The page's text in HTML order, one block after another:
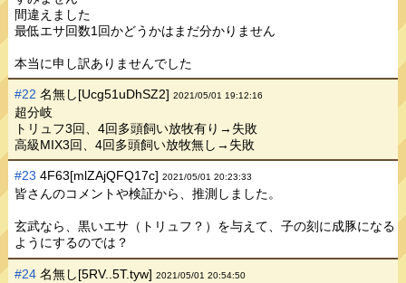
間違えました
最低エサ回数1回かどうかはまだ分かりません
本当に申し訳ありませんでした
#22 名無し[Ucg51uDhSZ2]2021/05/01 19:12:16
超分岐
トリュフ3回、4回多頭飼い放牧有り→失敗
高級MIX3回、4回多頭飼い放牧無し→失敗
#23 4F63[mlZAjQFQ17c]2021/05/01 20:23:33
皆さんのコメントや検証から、推測しました。
玄武なら、黒いエサ（トリュフ？）を与えて、子の刻に成豚になる
ようにするのでは？
#24 名無し[5RV..5T.tyw]2021/05/01 20:54:50